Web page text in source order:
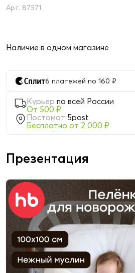
87571
Наличие в одном магазине
6 платежей по 160 ₽
Курьер по всей России
От 500 ₽
Постомат 5post
Бесплатно от 2 000 ₽
Презентация